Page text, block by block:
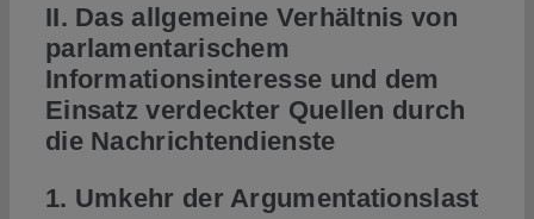
II. Das allgemeine Verhältnis von
parlamentarischem
Informationsinteresse und dem
Einsatz verdeckter Quellen durch
die Nachrichtendienste
1. Umkehr der Argumentationslast